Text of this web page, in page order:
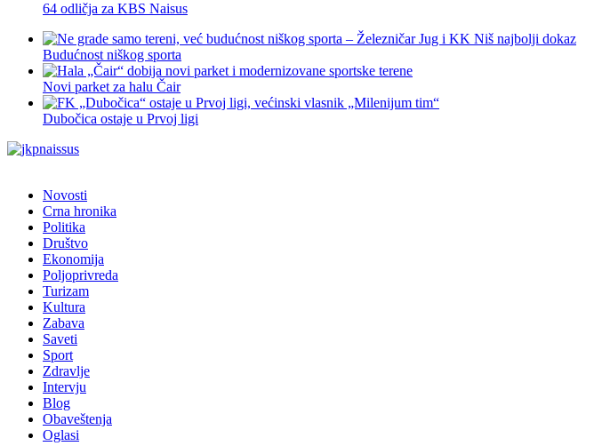
64 odličja za KBS Naisus
Budućnost niškog sporta
Novi parket za halu Čair
Dubočica ostaje u Prvoj ligi
Novosti
Crna hronika
Politika
Društvo
Ekonomija
Poljoprivreda
Turizam
Kultura
Zabava
Saveti
Sport
Zdravlje
Intervju
Blog
Obaveštenja
Oglasi